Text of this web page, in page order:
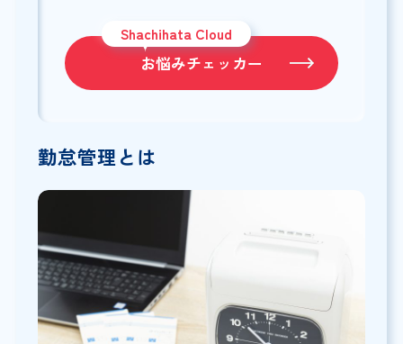
Shachihata Cloud
お悩みチェッカー
勤怠管理とは